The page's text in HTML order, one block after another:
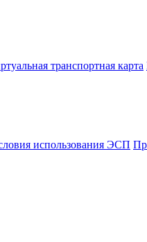
транспортная карта
использования ЭСП